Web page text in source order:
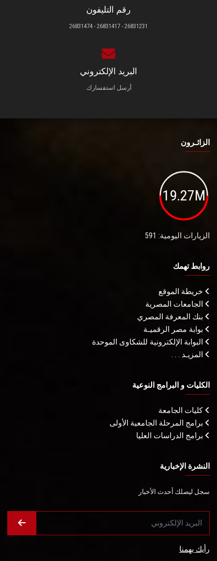
رقم التليفون
26831231 - 26831417 - 26831474
البريد الإلكتروني
أرسل استفسارك.
الزائـرون
19.27M
الزيارات اليومية: 591
روابط تهمك
خريطة الموقع
الجامعات المصرية
بنك المعرفة المصري
بوابة مصر الرقميـة
البوابة الإلكترونية للشكاوى الموحدة
المزيـد . . .
الكليات و البرامج النوعية
كليات الجامعة
برامج المرحلة الجامعية الأولى
برامج الدراسات العليا
النشرة الإخبارية
سجل ليصلك أحدث الأخبار
رأيك يهمنا